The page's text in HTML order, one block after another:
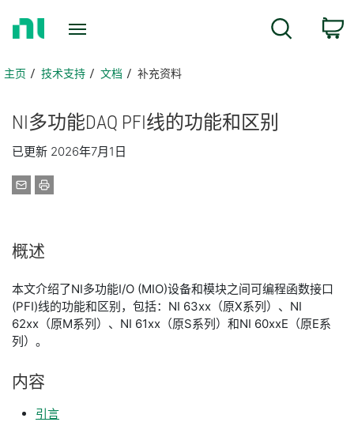
页主页 技术支持 文档 补充资料
NI多功能DAQ PFI线的功能和 区别
已更新 2026年7月1日
概述
本文介绍了NI多功能I/O (MIO)设备和模块之间可编程函数接口
(PFI)线的功能和区别，包括：NI 63xx（原X系列）、NI
62xx（原M系列）、NI 61xx（原S系列）和NI 60xxE（原E系
列）。
内容
引言